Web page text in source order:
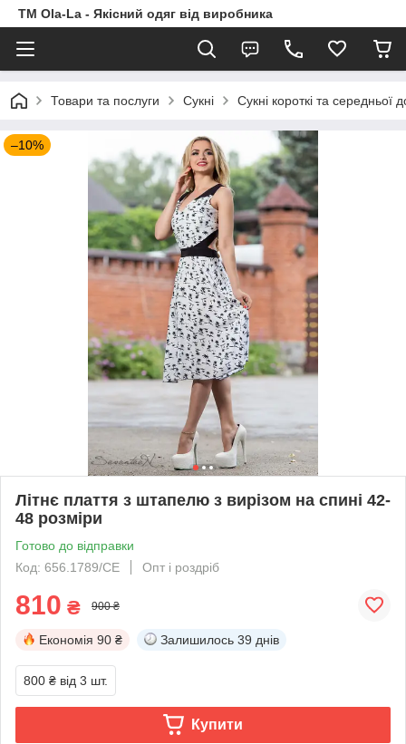
TM Ola-La - Якісний одяг від виробника
Товари та послуги Сукні Сукні короткі та середньої
–10%
Літнє плаття з штапелю з вирізом на спині 42-
48 розміри
Готово до відправки
Код: 656.1789/СЕ
Опт і роздріб
810 ₴ 900 ₴
Економія 90 ₴ Залишилось 39 днів
800 ₴ від 3 шт.
Купити